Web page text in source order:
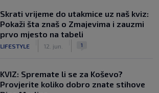
Skrati vrijeme do utakmice uz naš kviz:
Pokaži šta znaš o Zmajevima i zauzmi
prvo mjesto na tabeli
LIFESTYLE 12. jun. 1
KVIZ: Spremate li se za Koševo?
Provjerite koliko dobro znate stihove